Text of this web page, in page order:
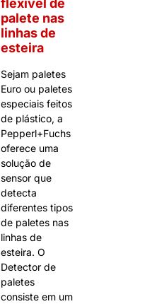
flexível de
palete nas
linhas de
esteira
Sejam paletes
Euro ou paletes
especiais feitos
de plástico, a
Pepperl+Fuchs
oferece uma
solução de
sensor que
detecta
diferentes tipos
de paletes nas
linhas de
esteira. O
Detector de
paletes
consiste em um